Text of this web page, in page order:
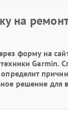
на
форму на
Garmin.
решение для